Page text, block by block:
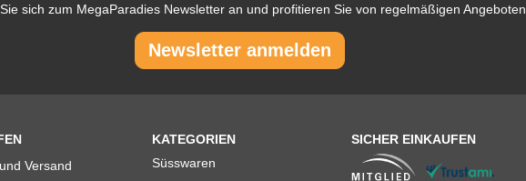
sich zum MegaParadies Newsletter an und profitieren Sie von regelmäßigen Angeboten
Newsletter anmelden
Versand
KATEGORIEN
Süsswaren
SICHER EINKAUFEN